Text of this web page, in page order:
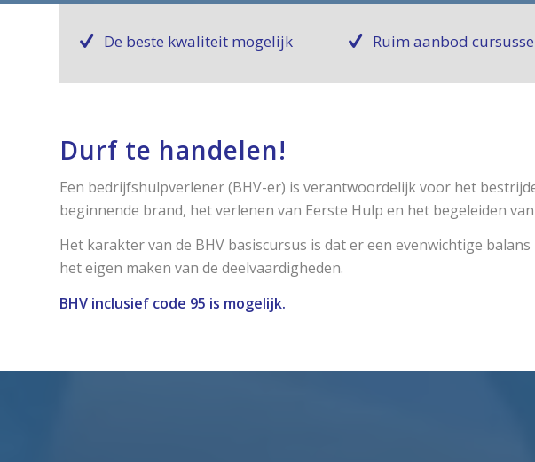
De beste kwaliteit mogelijk Ruim aanbod
Durf te handelen!
Een bedrijfshulpverlener (BHV-er) is verantwoordelijk voor het
beginnende brand, het verlenen van Eerste Hulp en het begeleiden
Het karakter van de BHV basiscursus is dat er een evenwichtige
het eigen maken van de deelvaardigheden.
BHV inclusief code 95 is mogelijk.